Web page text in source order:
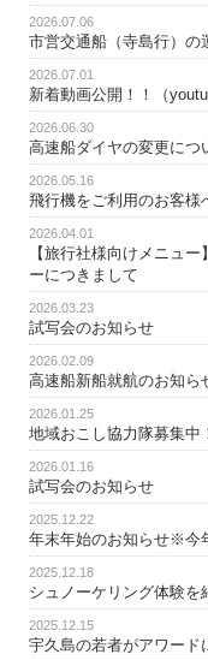
2026.07.06
市営交通船（寺島行）の
2026.07.01
新着動画公開！！（
2026.06.30
高速船ダイヤの変更につ
2026.05.16
飛行機をご利用のお客様
2026.04.01
【旅行社様向けメニュ
ーにつきまして
2026.03.23
試写会のお知らせ
2026.02.09
高速船新船就航のお知ら
2026.01.25
地域おこし協力隊募集中
2026.01.16
試写会のお知らせ
2025.12.22
年末年始のお知らせ※今
2025.12.18
シュノーケリング体験を
2025.12.15
宇久島の若者がアワード